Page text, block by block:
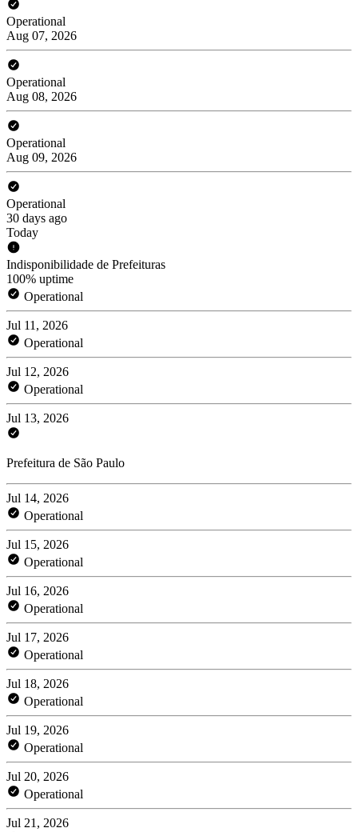
Operational
Aug 07, 2026
Operational
Aug 08, 2026
Operational
Aug 09, 2026
Operational
30 days ago
Today
Indisponibilidade de Prefeituras
100% uptime
Operational
Jul 11, 2026
Operational
Jul 12, 2026
Operational
Jul 13, 2026
Prefeitura de São Paulo
Jul 14, 2026
Operational
Jul 15, 2026
Operational
Jul 16, 2026
Operational
Jul 17, 2026
Operational
Jul 18, 2026
Operational
Jul 19, 2026
Operational
Jul 20, 2026
Operational
Jul 21, 2026